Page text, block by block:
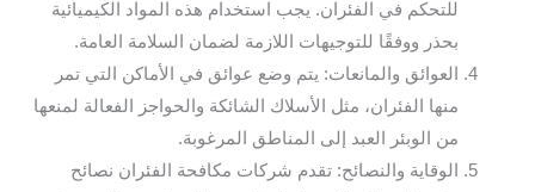
للتحكم في الفئران. يجب استخدام هذه المواد الكيميائية
بحذر ووفقًا للتوجيهات اللازمة لضمان السلامة العامة.
العوائق والمانعات: يتم وضع عوائق في الأماكن التي تمر
منها الفئران، مثل الأسلاك الشائكة والحواجز الفعالة لمنعها
من الوبئر العبد إلى المناطق المرغوبة.
الوقاية والنصائح: تقدم شركات مكافحة الفئران نصائح